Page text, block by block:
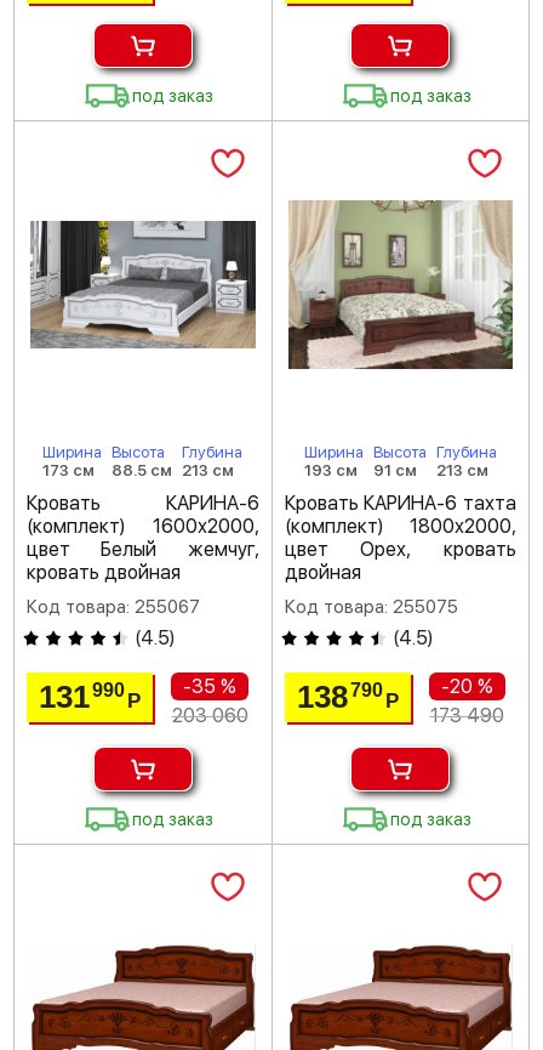
под заказ под заказ
Ширина
173 см
Высота
88.5 см
Глубина
213 см
Кровать КАРИНА-6
(комплект) 1600х2000,
цвет Белый жемчуг,
кровать двойная
Код товара: 255067
(4.5)
131990Р
-35 %
203 060
под заказ
Ширина
193 см
Высота
91 см
Глубина
213 см
Кровать КАРИНА-6 тахта
(комплект) 1800х2000,
цвет Орех, кровать
двойная
Код товара: 255075
(4.5)
138790 Р
-20 %
173 490
под заказ